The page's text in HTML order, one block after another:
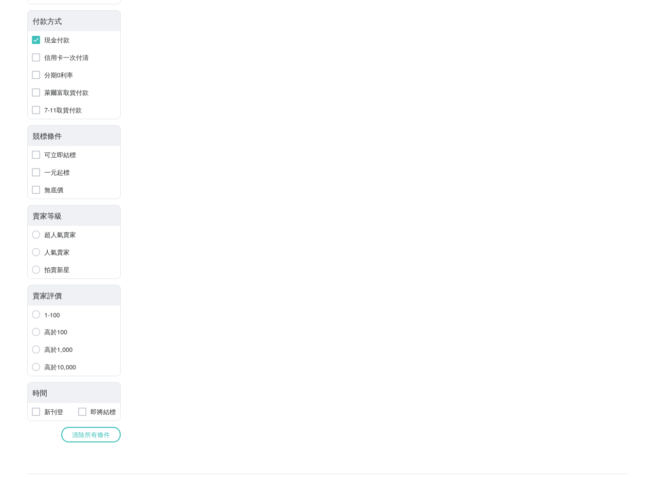
付款方式
現金付款
信用卡一次付清
分期0利率
萊爾富取貨付款
7-11取貨付款
競標條件
可立即結標
一元起標
無底價
賣家等級
超人氣賣家
人氣賣家
拍賣新星
賣家評價
1-100
高於100
高於1,000
高於10,000
時間
新刊登 即將結標
清除所有條件